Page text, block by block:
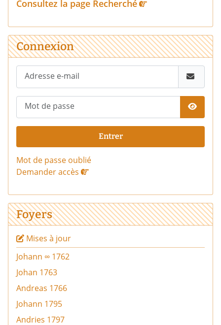
Consultez la page Recherché
Connexion
Adresse e-mail
Mot de passe
Entrer
Mot de passe oublié
Demander accès
Foyers
Mises à jour
Johann ∞ 1762
Johan 1763
Andreas 1766
Johann 1795
Andries 1797